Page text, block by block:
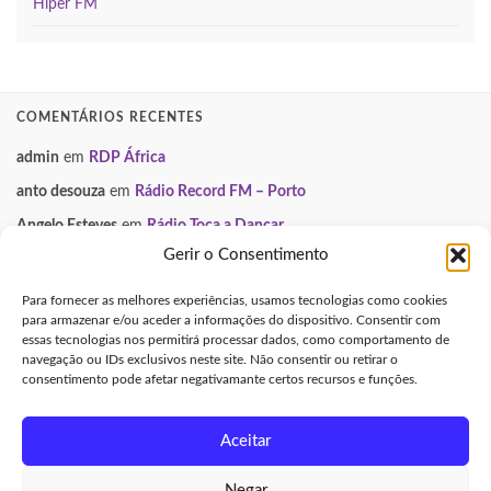
Gerir o Consentimento
Para fornecer as melhores experiências, usamos tecnologias como cookies
para armazenar e/ou aceder a informações do dispositivo. Consentir com
essas tecnologias nos permitirá processar dados, como comportamento de
navegação ou IDs exclusivos neste site. Não consentir ou retirar o
consentimento pode afetar negativamante certos recursos e funções.
Aceitar
Hiper FM
COMENTÁRIOS RECENTES
admin em RDP África
anto desouza em Rádio Record FM – Porto
Angelo Esteves em Rádio Toca a Dançar
Smooth FM
Neuza Gondomar Mix
INFORMAÇÃO LEGAL
Política de Privacidade
Política de Cookies (UE)